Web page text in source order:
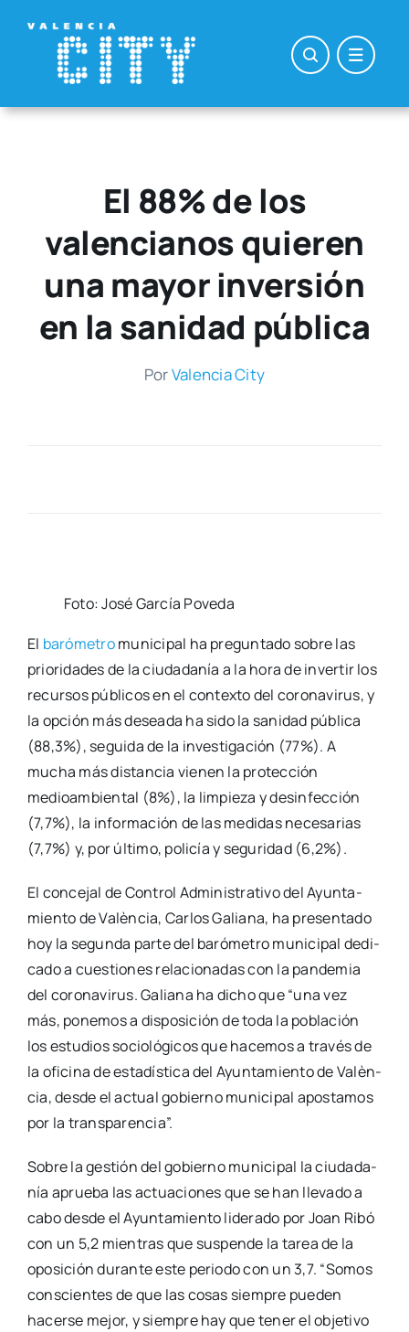
contenido
El 88% de los
valencianos quieren
una mayor inversión
en la sanidad pública
PorValen­cia City
Foto: José Gar­cía Pove­da
El baró­me­tromuni­ci­pal ha pre­gun­ta­do sobre las
prio­ri­da­des de la ciu­da­da­nía a la hora de inver­tir los
recur­sos públi­cos en el con­tex­to del coro­na­vi­rus, y
la opción más desea­da ha sido la sani­dad públi­ca
(88,3%), segui­da de la inves­ti­ga­ción (77%). A
mucha más dis­tan­cia vie­nen la pro­tec­ción
medioam­bien­tal (8%), la lim­pie­za y desin­fec­ción
(7,7%), la infor­ma­ción de las medi­das nece­sa­rias
(7,7%) y, por últi­mo, poli­cía y segu­ri­dad (6,2%).
El con­ce­jal de Con­trol Admi­nis­tra­ti­vo del Ayun­ta­
mien­to de Valèn­cia, Car­los Galia­na, ha pre­sen­ta­do
hoy la segun­da par­te del baró­me­tro muni­ci­pal dedi­
ca­do a cues­tio­nes rela­cio­na­das con la pan­de­mia
del coro­na­vi­rus. Galia­na ha dicho que “una vez
más, pone­mos a dis­po­si­ción de toda la pobla­ción
los estu­dios socio­ló­gi­cos que hace­mos a tra­vés de
la ofi­ci­na de esta­dís­ti­ca del Ayun­ta­mien­to de Valèn­
cia, des­de el actual gobierno muni­ci­pal apos­ta­mos
por la trans­pa­ren­cia”.
Sobre la ges­tión del gobierno muni­ci­pal la ciu­da­da­
nía aprue­ba las actua­cio­nes que se han lle­va­do a
cabo des­de el Ayun­ta­mien­to lide­ra­do por Joan Ribó
con un 5,2 mien­tras que sus­pen­de la tarea de la
opo­si­ción duran­te este perio­do con un 3,7. “Somos
cons­cien­tes de que las cosas siem­pre pue­den
hacer­se mejor, y siem­pre hay que tener el obje­ti­vo